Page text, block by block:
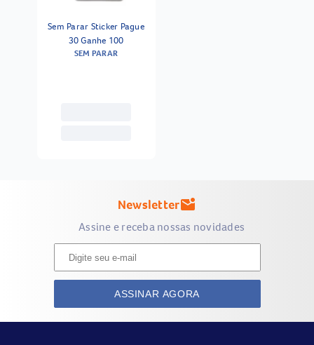
Sem Parar Sticker Pague
30 Ganhe 100
SEM PARAR
Newslettermark_email_unread
Assine e receba nossas novidades
ASSINAR AGORA